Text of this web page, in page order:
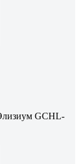
GCHL-